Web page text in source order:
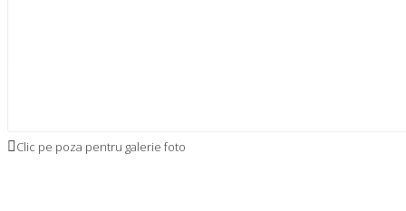
Clic pe poza pentru galerie foto